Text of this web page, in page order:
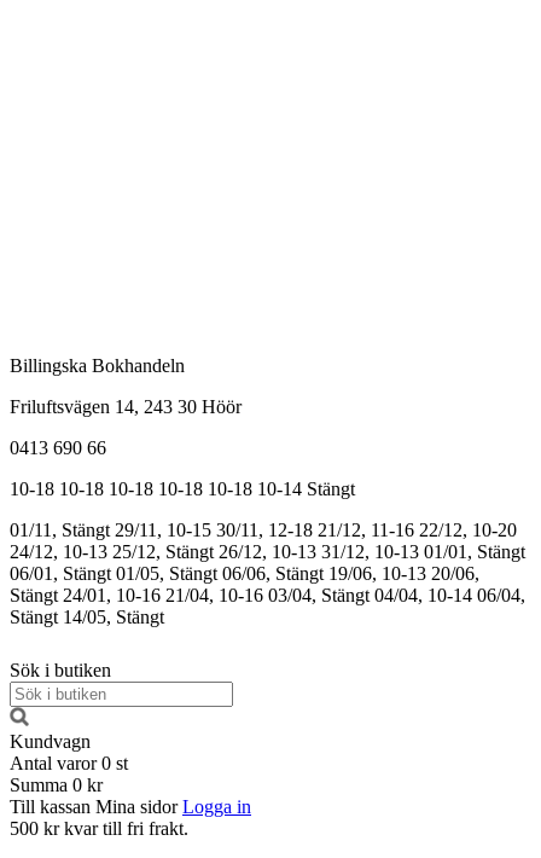
Billingska Bokhandeln
Friluftsvägen 14, 243 30 Höör
0413 690 66
10-18 10-18 10-18 10-18 10-18 10-14 Stängt
01/11, Stängt 29/11, 10-15 30/11, 12-18 21/12, 11-16 22/12, 10-20
24/12, 10-13 25/12, Stängt 26/12, 10-13 31/12, 10-13 01/01, Stängt
06/01, Stängt 01/05, Stängt 06/06, Stängt 19/06, 10-13 20/06,
Stängt 24/01, 10-16 21/04, 10-16 03/04, Stängt 04/04, 10-14 06/04,
Stängt 14/05, Stängt
Sök i butiken
Kundvagn
Antal varor 0 st
Summa 0 kr
Till kassan Mina sidor Logga in
500 kr kvar till fri frakt.